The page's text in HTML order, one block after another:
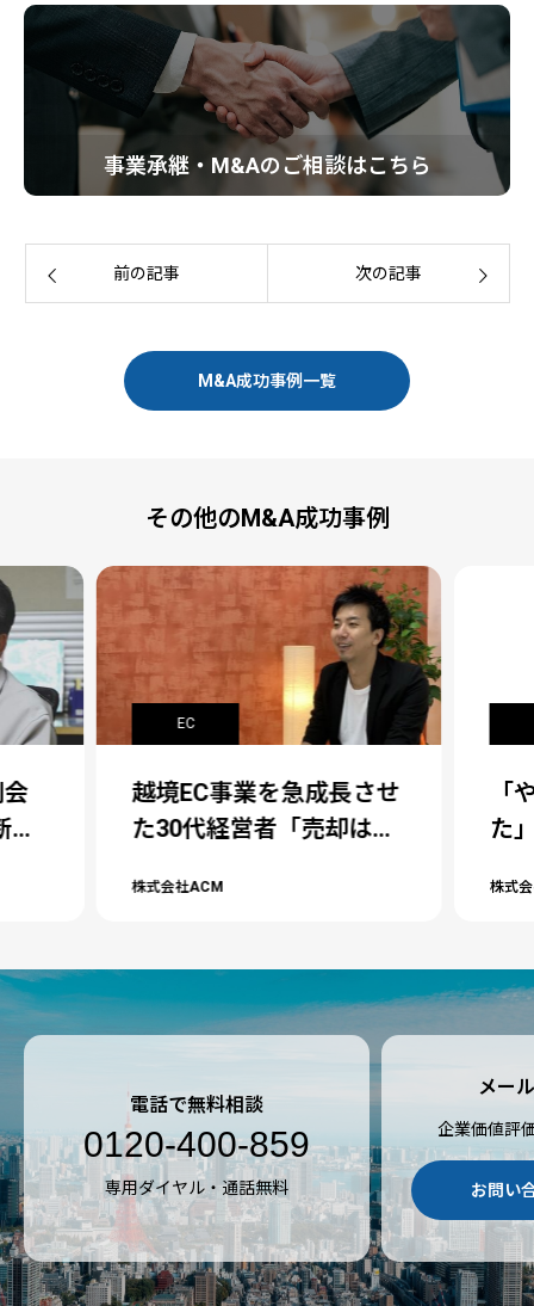
事業承継・M&Aのご相談はこちら
前の記事 次の記事
M&A成功事例一覧
その他のM&A成功事例
し
EC
越境EC事業を急成長させ
た30代経営者「売却はリ
株式会社ACM
「
た
株式
電話で無料相談
0120-400-859
専用ダイヤル・通話無料
メー
企業価値評
お問い